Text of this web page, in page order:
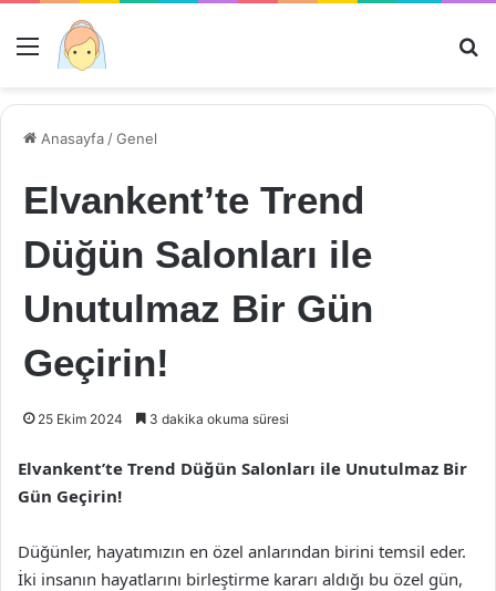
Menü
Anasayfa /Genel
Elvankent’te Trend
Düğün Salonları ile
Unutulmaz Bir Gün
Geçirin!
25 Ekim 2024 3 dakika okuma süresi
Elvankent’te Trend Düğün Salonları ile Unutulmaz Bir
Gün Geçirin!
Düğünler, hayatımızın en özel anlarından birini temsil eder.
İki insanın hayatlarını birleştirme kararı aldığı bu özel gün,